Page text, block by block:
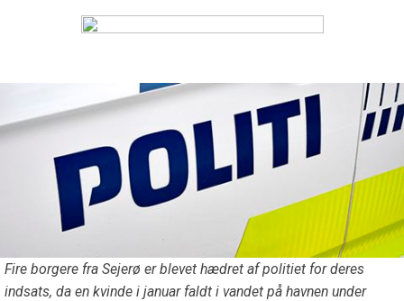
Fire borgere fra Sejerø er blevet hædret af politiet for deres
indsats, da en kvinde i januar faldt i vandet på havnen under